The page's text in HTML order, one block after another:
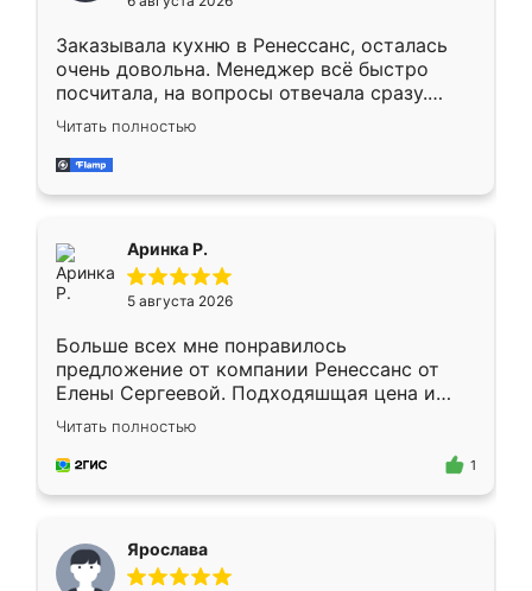
мебели буду заказывать только здесь.
Заказывала кухню в Ренессанс, осталась
очень довольна. Менеджер всё быстро
посчитала, на вопросы отвечала сразу.
Замерщик приехал в субботу, подошёл к
делу со всей ответственностью. Собрали
за день, ребята работали аккуратно, даже
Читать полностью
Аринка Р.
5 августа 2026
Больше всех мне понравилось
предложение от компании Ренессанс от
Елены Сергеевой. Подходяшщая цена и
короткие сроки изготовления. Приехавший
для замера сотрудник Владислав
предложил по моему эскизу самый
Читать полностью
1
Ярослава